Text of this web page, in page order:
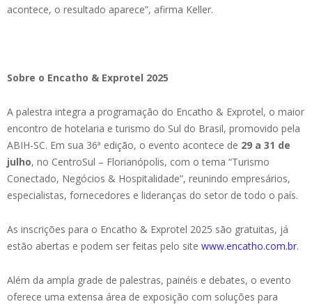
acontece, o resultado aparece”, afirma Keller.
Sobre o Encatho & Exprotel 2025
A palestra integra a programação do Encatho & Exprotel, o maior
encontro de hotelaria e turismo do Sul do Brasil, promovido pela
ABIH-SC. Em sua 36ª edição, o evento acontece de 29 a 31 de
julho, no CentroSul – Florianópolis, com o tema “Turismo
Conectado, Negócios & Hospitalidade”, reunindo empresários,
especialistas, fornecedores e lideranças do setor de todo o país.
As inscrições para o Encatho & Exprotel 2025 são gratuitas, já
estão abertas e podem ser feitas pelo site www.encatho.com.br.
Além da ampla grade de palestras, painéis e debates, o evento
oferece uma extensa área de exposição com soluções para